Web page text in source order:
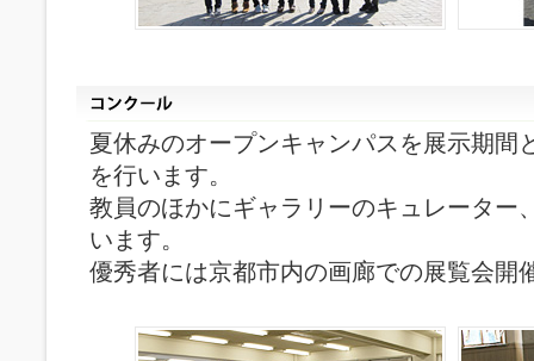
夏休みのオープンキャンパスを展示期間
を行います。
教員のほかにギャラリーのキュレーター
います。
優秀者には京都市内の画廊での展覧会開